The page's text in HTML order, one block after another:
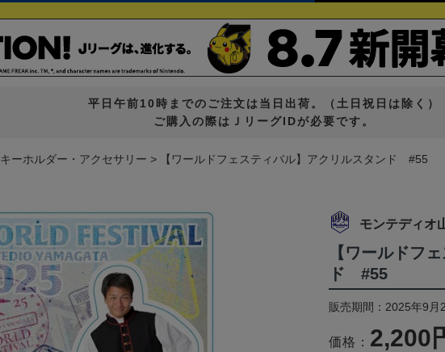
平日午前10時までのご注文は当日出荷。（土日祝日は除く）
ご購入の際はＪリーグIDが必要です。
キーホルダー・アクセサリー 【ワールドフェスティバル】アクリルスタンド #55
モンテディオ
【ワールドフ
ド #55
販売期間：2025年9
価格： 2,200